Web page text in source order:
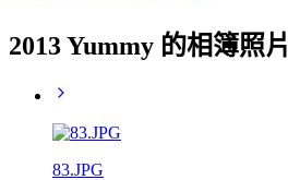
2013 Yummy 的相簿照片
83.JPG